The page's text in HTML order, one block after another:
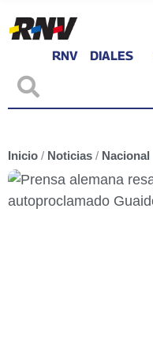
RNV DIALES
Inicio / Noticias / Nacional